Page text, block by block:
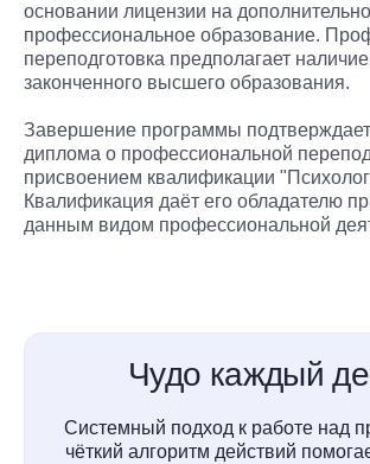
основании лицензии на
профессиональное образование.
переподготовка предполагает наличие
законченного высшего образования.
Завершение программы
диплома о профессиональной
присвоением квалификации
Квалификация даёт его обладателю
данным видом профессиональной
Чудо каждый
Системный подход к работе над
чёткий алгоритм действий